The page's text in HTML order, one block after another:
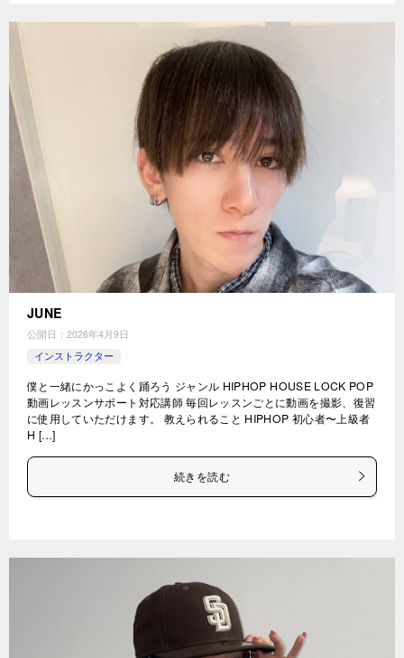
JUNE
公開日： 2026年4月9日
インストラクター
僕と一緒にかっこよく踊ろう ジャンル HIPHOP HOUSE LOCK POP
動画レッスンサポート対応講師 毎回レッスンごとに動画を撮影、復習
に使用していただけます。 教えられること HIPHOP 初心者〜上級者
H […]
続きを読む